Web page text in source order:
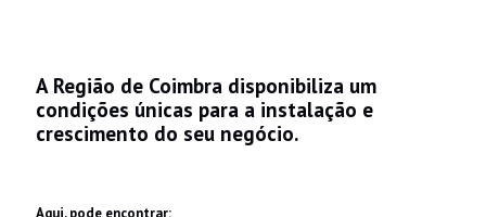
A Região de Coimbra disponibiliza um
condições únicas para a instalação e
crescimento do seu negócio.
Aqui, pode encontrar: